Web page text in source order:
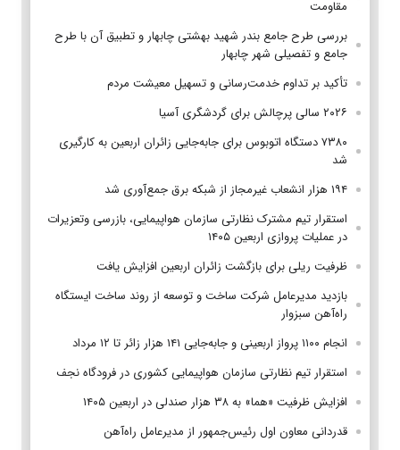
مقاومت
بررسی طرح جامع بندر شهید بهشتی چابهار و تطبیق آن با طرح
جامع و تفصیلی شهر چابهار
تأکید بر تداوم خدمت‌رسانی و تسهیل معیشت مردم
۲۰۲۶ سالی پرچالش برای گردشگری آسیا
۷۳۸۰ دستگاه اتوبوس برای جابه‌جایی زائران اربعین به‌ کارگیری
شد
۱۹۴ هزار انشعاب غیرمجاز از شبکه برق جمع‌آوری شد
استقرار تیم مشترک نظارتی سازمان هواپیمایی، بازرسی وتعزیرات
در عملیات پروازی اربعین ۱۴۰۵
ظرفیت ریلی برای بازگشت زائران اربعین افزایش یافت
بازدید مدیرعامل شرکت ساخت و توسعه از روند ساخت ایستگاه
راه‌آهن سبزوار
انجام ۱۱۰۰ پرواز اربعینی و جابه‌جایی ۱۴۱ هزار زائر تا ۱۲ مرداد
استقرار تیم‌ نظارتی سازمان هواپیمایی کشوری در فرودگاه نجف
افزایش ظرفیت «هما» به ۳۸ هزار صندلی در اربعین ۱۴۰۵
قدردانی معاون اول رئیس‌جمهور از مدیرعامل راه‌آهن